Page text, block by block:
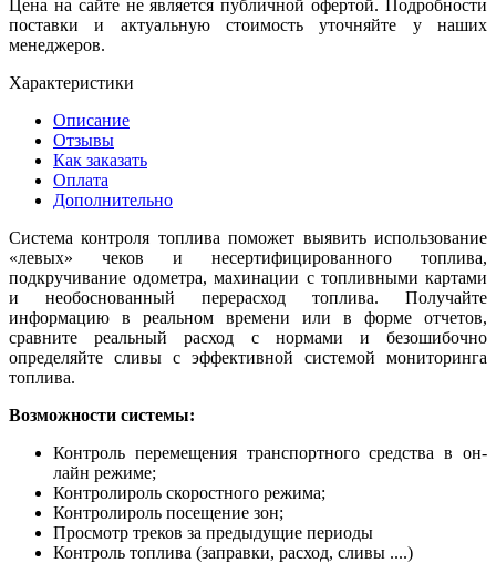
Цена на сайте не является публичной офертой. Подробности
поставки и актуальную стоимость уточняйте у наших
менеджеров.
Характеристики
Описание
Отзывы
Как заказать
Оплата
Дополнительно
Система контроля топлива поможет выявить использование
«левых» чеков и несертифицированного топлива,
подкручивание одометра, махинации с топливными картами
и необоснованный перерасход топлива. Получайте
информацию в реальном времени или в форме отчетов,
сравните реальный расход с нормами и безошибочно
определяйте сливы с эффективной системой мониторинга
топлива.
Возможности системы:
Контроль перемещения транспортного средства в он-
лайн режиме;
Контролироль скоростного режима;
Контролироль посещение зон;
Просмотр треков за предыдущие периоды
Контроль топлива (заправки, расход, сливы ....)